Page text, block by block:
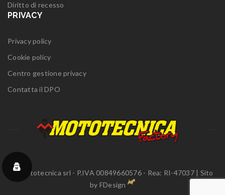
Diritto di recesso
PRIVACY
Privacy policy
Cookie policy
Centro gestione privacy
Contatta il DPO
© Mototecnica srl - P.IVA 00849660576 - Rea: RI-47037 | Sito
by FDesign